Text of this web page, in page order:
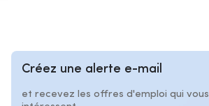
Créez une alerte e-mail
et recevez les offres d'emploi qui vous